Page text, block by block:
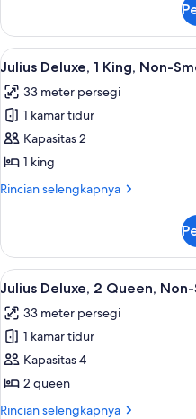
Non
Smoking
(Newly
Renovated)
Palace
Executive
Suite,
King
Bed,
Non
Smoking
(Newly
Lihat
semua
foto
untuk
Julius
Deluxe,
1
Smoking,
Roll-
In
Shower
5
Julius Deluxe, 1 King, Non-
33 meter persegi
1 kamar tidur
Kapasitas 2
1 king
Rincian selengkapnya
Rincian
Julius
Deluxe,
1
Non-
Smoking,
Roll-
In
Shower
Lihat
semua
foto
untuk
Julius
Deluxe,
2
5
Julius Deluxe, 2 Queen,
33 meter persegi
1 kamar tidur
Kapasitas 4
2 queen
Rincian selengkapnya
Rincian